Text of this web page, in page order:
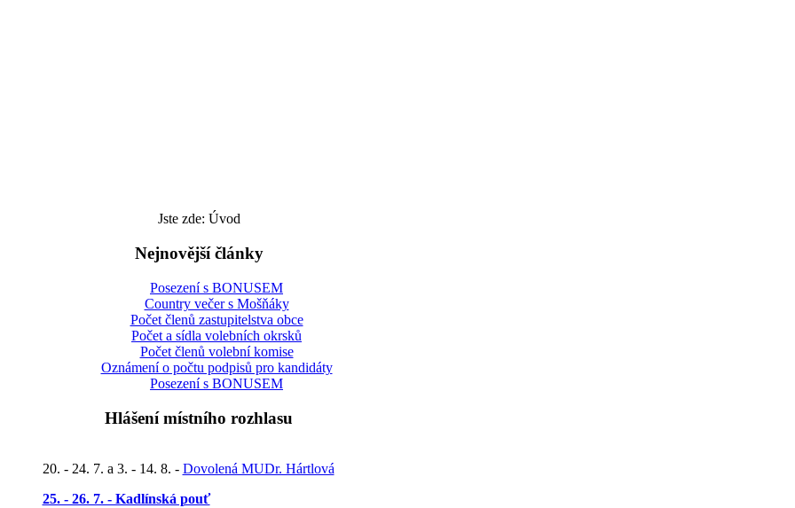
Jste zde: Úvod
Nejnovější články
Posezení s BONUSEM
Country večer s Mošňáky
Počet členů zastupitelstva obce
Počet a sídla volebních okrsků
Počet členů volební komise
Oznámení o počtu podpisů pro kandidáty
Posezení s BONUSEM
Hlášení místního rozhlasu
20. - 24. 7. a 3. - 14. 8. - Dovolená MUDr. Hártlová
25. - 26. 7. - Kadlínská pouť